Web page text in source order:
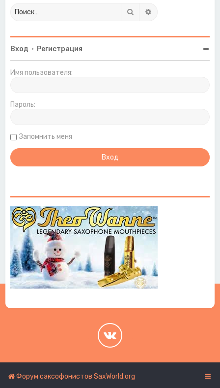
Поиск
Вход • Регистрация
Имя пользователя:
Пароль:
Запомнить меня
Форум саксофонистов SaxWorld.org